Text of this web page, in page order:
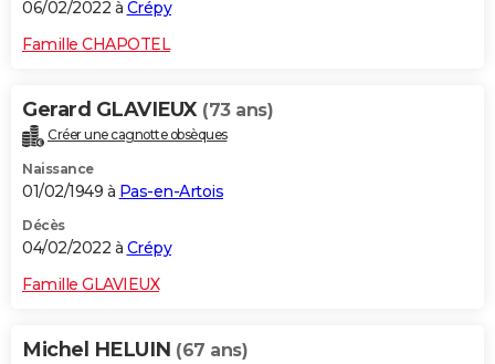
06/02/2022 à Crépy
Famille CHAPOTEL
Gerard GLAVIEUX (73 ans)
Créer une cagnotte obsèques
Naissance
01/02/1949 à Pas-en-Artois
Décès
04/02/2022 à Crépy
Famille GLAVIEUX
Michel HELUIN (67 ans)